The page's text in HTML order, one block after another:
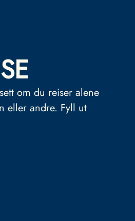
om du reiser alene
eller andre. Fyll ut